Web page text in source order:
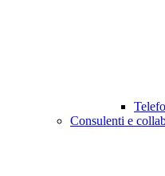
Consulenti e